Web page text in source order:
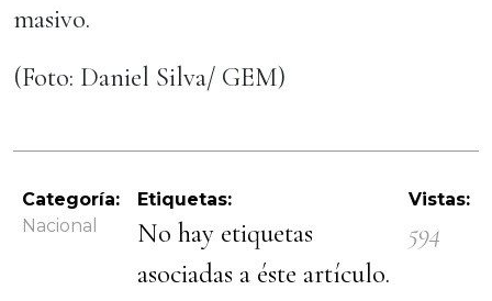
masivo.
(Foto: Daniel Silva/ GEM)
Categoría:
Nacional
Etiquetas:
No hay etiquetas
asociadas a éste artículo.
Vistas:
594